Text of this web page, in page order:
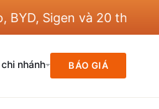
Sigen và 20 thương hiệu
nhánh BÁO GIÁ